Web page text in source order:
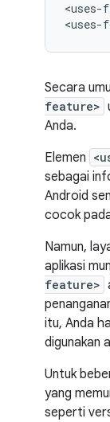
<uses-
<uses-
Secara
feature>
Anda.
Elemen
sebagai
Android
cocok
Namun,
aplikasi
feature>
itu, Anda
digunakan
Untuk
yang
seperti